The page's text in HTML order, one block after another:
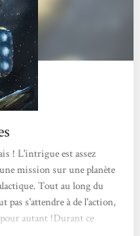
! L'intrigue est assez
mission sur une planète
Tout au long du
pas s'attendre à de l'action,
pour autant !Durant ce